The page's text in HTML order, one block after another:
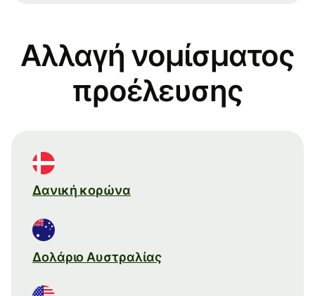
Αλλαγή νομίσματος
προέλευσης
Δανική κορώνα
Δολάριο Αυστραλίας